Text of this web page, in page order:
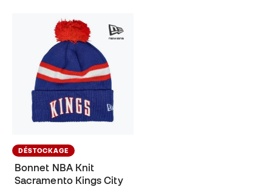
DÉSTOCKAGE
Bonnet NBA Knit
Sacramento Kings City